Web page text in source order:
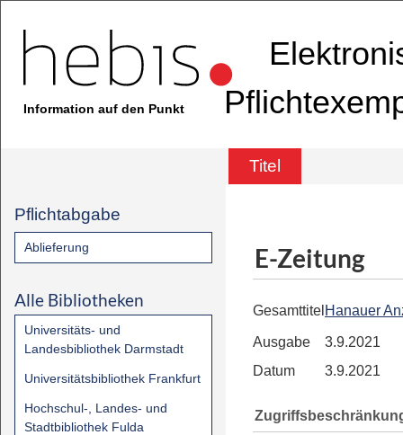
Information auf den Punkt
Titel
Pflichtabgabe
Ablieferung
Alle Bibliotheken
Universitäts- und
Landesbibliothek Darmstadt
Universitätsbibliothek Frankfurt
Hochschul-, Landes- und
Stadtbibliothek Fulda
E-Zeitung
Gesamttitel Hanauer
Ausgabe
3.9.2021
Datum
3.9.2021